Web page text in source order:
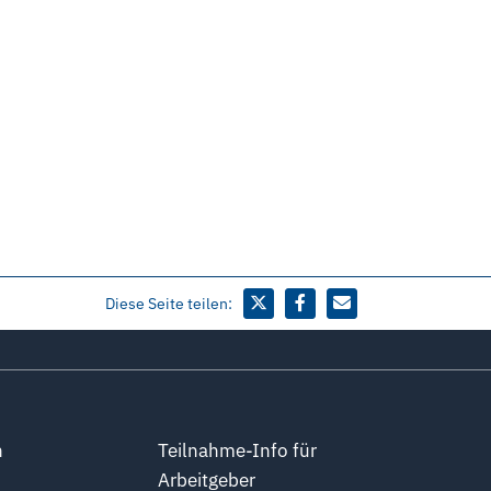
Diese Seite teilen:
Teilnahme-Info für
Arbeitgeber